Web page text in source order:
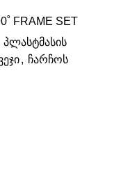
FRAME SET
პლასტმასის
, ჩარჩოს